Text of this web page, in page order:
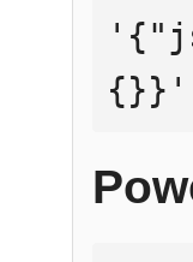
{}}'